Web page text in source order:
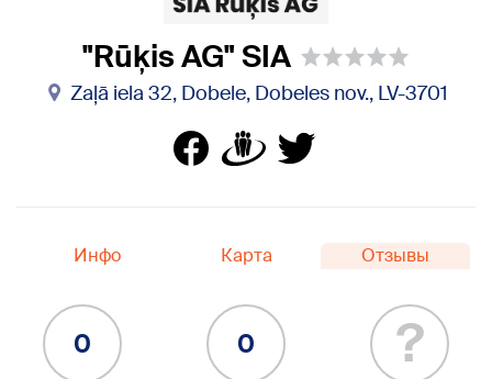
"Rūķis AG" SIA
Zaļā iela 32, Dobele, Dobeles nov., LV-3701
Инфо Карта Отзывы
0 0 ?